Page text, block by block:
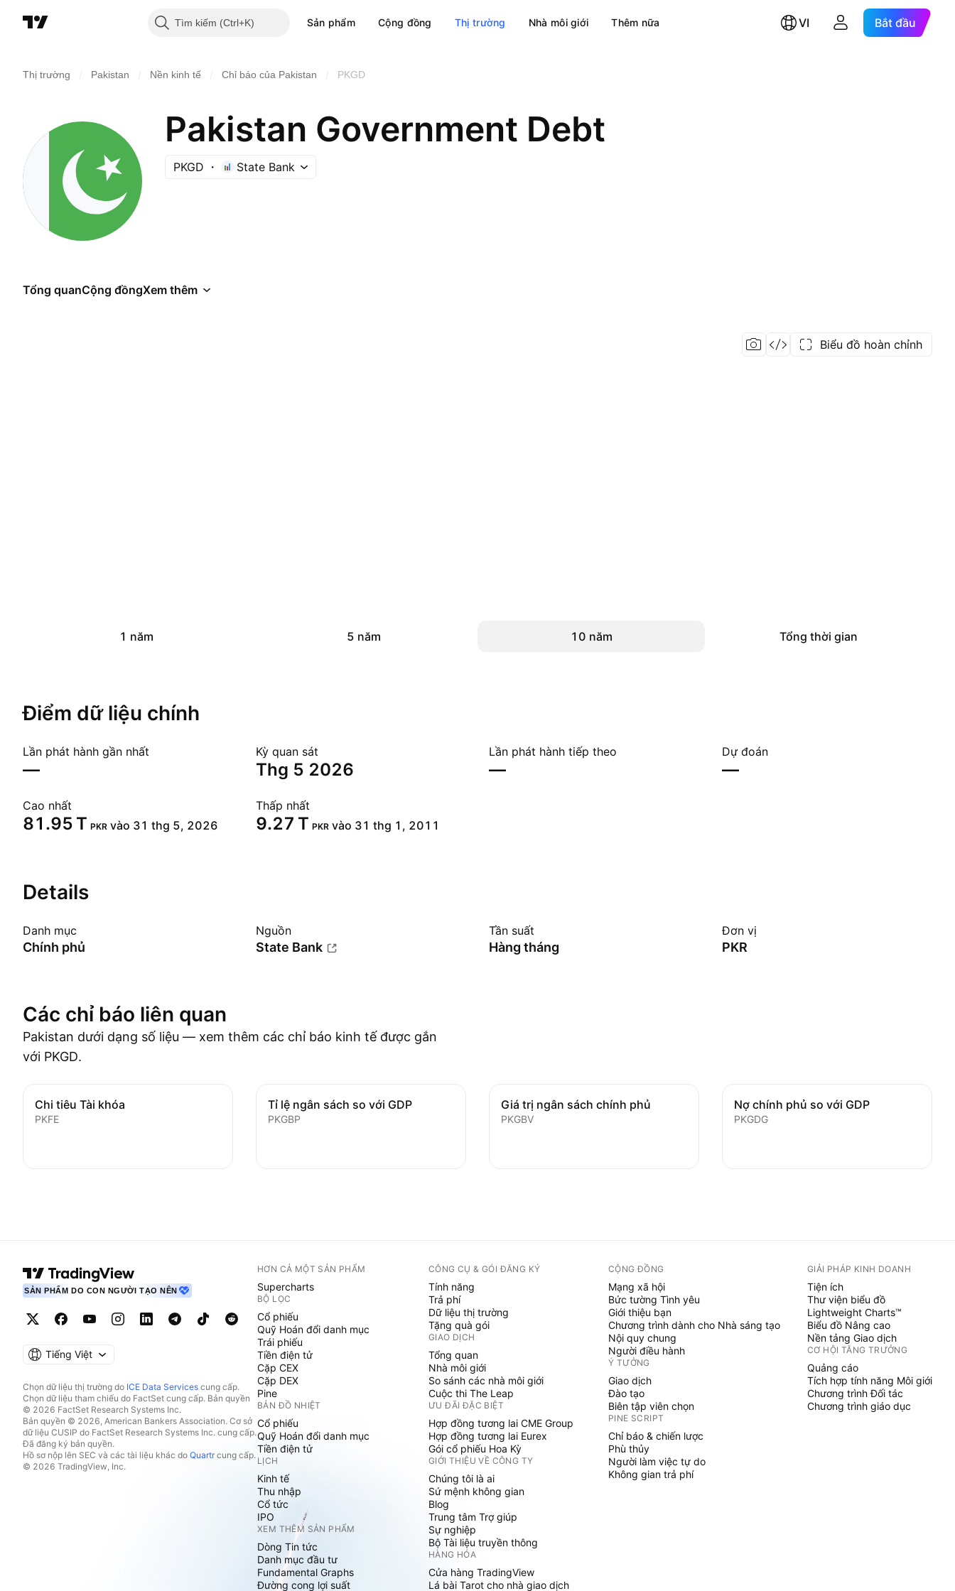
Tìm kiếm Sản phẩm Cộng đồng Thị trường Nhà môi giới Thêm nữa VI Bắt đầu
Thị trường Pakistan Nền kinh tế Chỉ báo của Pakistan PKGD
Pakistan Government Debt
PKGD State Bank
Tổng quanCộng đồngXem thêm
Biểu đồ hoàn chỉnh
1 năm 5 năm 10 năm Tổng thời gian
Điểm dữ liệu chính
Lần phát hành gần nhất
—
Kỳ quan sát
thg 5 2026
Lần phát hành tiếp theo
—
Dự đoán
—
Cao nhất
‪81.95 T‬ PKR vào 31 thg 5, 2026
Thấp nhất
‪9.27 T‬ PKR vào 31 thg 1, 2011
Details
Danh mục
Chính phủ
Nguồn
State Bank
Tần suất
Hàng tháng
Đơn vị
PKR
Các chỉ báo liên quan
Pakistan dưới dạng số liệu — xem thêm các chỉ báo kinh tế được gắn
với PKGD.
Chi tiêu Tài khóa
PKFE
Tỉ lệ ngân sách so với GDP
PKGBP
Giá trị ngân sách chính phủ
PKGBV
Nợ chính phủ so với GDP
PKGDG
SẢN PHẨM DO CON NGƯỜI TẠO NÊN
Tiếng Việt
Chọn dữ liệu thị trường do ICE Data Services cung cấp.
Chọn dữ liệu tham chiếu do FactSet cung cấp. Bản quyền
© 2026 FactSet Research Systems Inc.
Bản quyền © 2026, American Bankers Association. Cơ sở
dữ liệu CUSIP do FactSet Research Systems Inc. cung cấp.
Đã đăng ký bản quyền.
Hồ sơ nộp lên SEC và các tài liệu khác do Quartrcung cấp.
© 2026 TradingView, Inc.
HƠN CẢ MỘT SẢN PHẨM
Supercharts
BỘ LỌC
Cổ phiếu
Quỹ Hoán đổi danh mục
Trái phiếu
Tiền điện tử
Cặp CEX
Cặp DEX
Pine
BẢN ĐỒ NHIỆT
Cổ phiếu
Quỹ Hoán đổi danh mục
Tiền điện tử
LỊCH
Kinh tế
Thu nhập
Cổ tức
IPO
XEM THÊM SẢN PHẨM
Dòng Tin tức
Danh mục đầu tư
Fundamental Graphs
Đường cong lợi suất
CÔNG CỤ & GÓI ĐĂNG KÝ
Tính năng
Trả phí
Dữ liệu thị trường
Tặng quà gói
GIAO DỊCH
Tổng quan
Nhà môi giới
So sánh các nhà môi giới
Cuộc thi The Leap
ƯU ĐÃI ĐẶC BIỆT
Hợp đồng tương lai CME Group
Hợp đồng tương lai Eurex
Gói cổ phiếu Hoa Kỳ
GIỚI THIỆU VỀ CÔNG TY
Chúng tôi là ai
Sứ mệnh không gian
Blog
Trung tâm Trợ giúp
Sự nghiệp
Bộ Tài liệu truyền thông
HÀNG HÓA
Cửa hàng TradingView
Lá bài Tarot cho nhà giao dịch
CỘNG ĐỒNG
Mạng xã hội
Bức tường Tình yêu
Giới thiệu bạn
Chương trình dành cho Nhà sáng tạo
Nội quy chung
Người điều hành
Ý TƯỞNG
Giao dịch
Đào tạo
Biên tập viên chọn
PINE SCRIPT
Chỉ báo & chiến lược
Phù thủy
Người làm việc tự do
Không gian trả phí
GIẢI PHÁP KINH DOANH
Tiện ích
Thư viện biểu đồ
Lightweight Charts™
Biểu đồ Nâng cao
Nền tảng Giao dịch
CƠ HỘI TĂNG TRƯỞNG
Quảng cáo
Tích hợp tính năng Môi giới
Chương trình Đối tác
Chương trình giáo dục